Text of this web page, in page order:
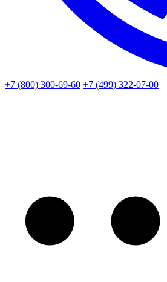
+7 (800) 300-69-60 +7 (499) 322-07-00